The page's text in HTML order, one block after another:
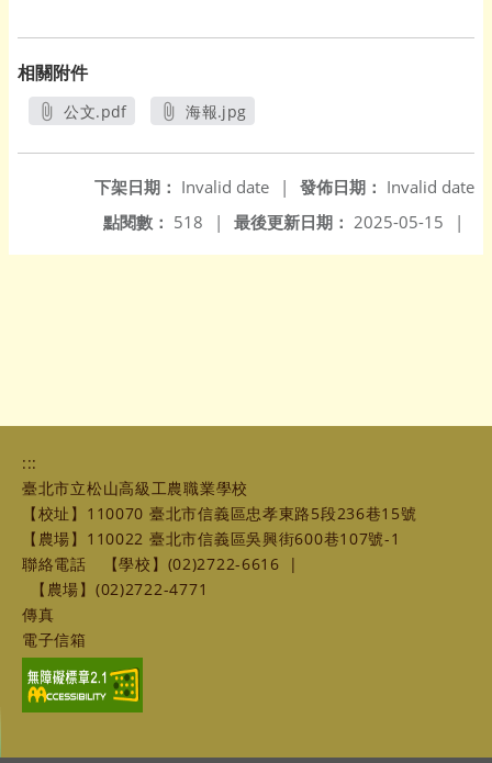
相關附件
公文.pdf
海報.jpg
發佈日期： Invalid date
下架日期： Invalid date
|
最後更新日期： 2025-05-15 |
點閱數： 518 |
:::
臺北市立松山高級工農職業學校
【校址】110070 臺北市信義區忠孝東路5段236巷15號
【農場】110022 臺北市信義區吳興街600巷107號-1
聯絡電話
【學校】(02)2722-6616
|
【農場】(02)2722-4771
傳真
電子信箱